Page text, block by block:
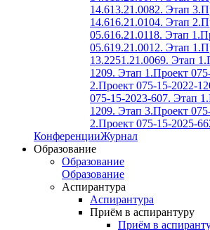
14.613.21.0082. Этап 3.
14.616.21.0104. Этап 2.
05.616.21.0118. Этап 1.
05.619.21.0012. Этап 1.
13.2251.21.0069. Этап 1.
1209. Этап 1.Проект
2.Проект 075-15-2022-
075-15-2023-607. Этап 1.
1209. Этап 3.Проект
2.Проект 075-15-2025-
КонференцииЖурнал
Образование
Образование
Образование
Аспирантура
Аспирантура
Приём в аспирантуру
Приём в